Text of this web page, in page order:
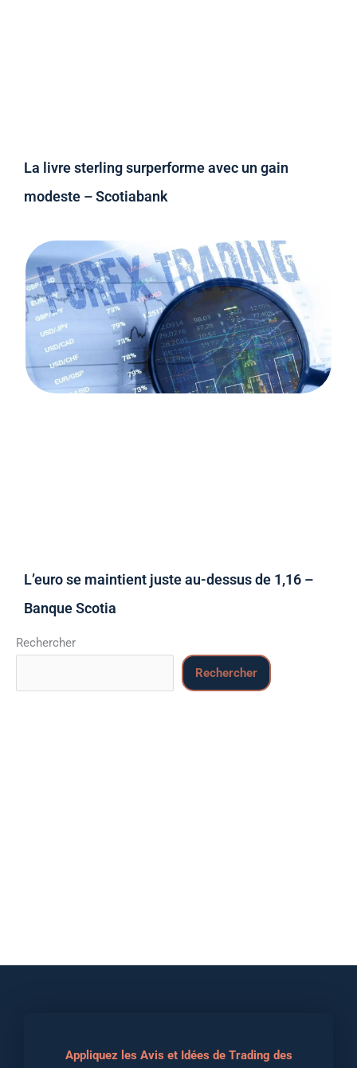
La livre sterling surperforme avec un gain
modeste – Scotiabank
L’euro se maintient juste au-dessus de 1,16 –
Banque Scotia
Rechercher
Rechercher
Appliquez les Avis et Idées de Trading des